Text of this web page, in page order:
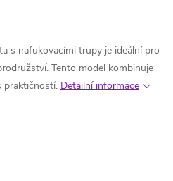
s nafukovacími trupy je ideální pro
Tento model kombinuje
praktičností. Detailní informace